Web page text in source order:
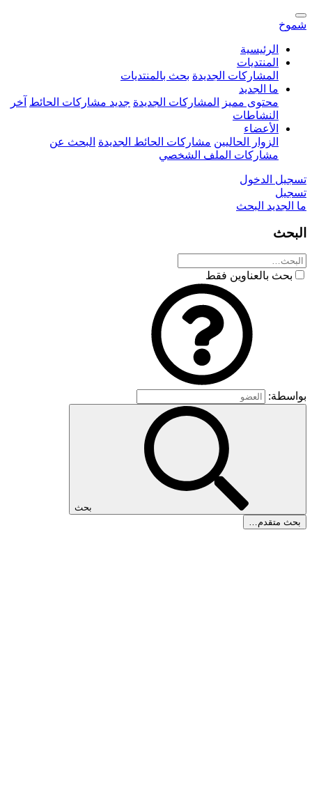
شموخ
الرئيسية
المنتديات
المشاركات الجديدة بحث بالمنتديات
ما الجديد
محتوى مميز
المشاركات الجديدة جديد مشاركات الحائط آخر
النشاطات
الأعضاء
الزوار الحاليين مشاركات الحائط الجديدة البحث عن
مشاركات الملف الشخصي
تسجيل الدخول
تسجيل
ما الجديد البحث
البحث
بحث بالعناوين فقط
بواسطة:
بحث
بحث متقدم…